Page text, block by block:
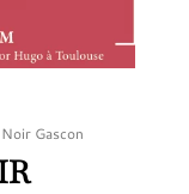
Gascon